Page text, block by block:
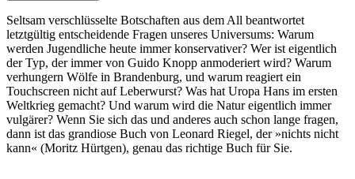
Seltsam verschlüsselte Botschaften aus dem All beantwortet
letztgültig entscheidende Fragen unseres Universums: Warum
werden Jugendliche heute immer konservativer? Wer ist eigentlich
der Typ, der immer von Guido Knopp anmoderiert wird? Warum
verhungern Wölfe in Brandenburg, und warum reagiert ein
Touchscreen nicht auf Leberwurst? Was hat Uropa Hans im ersten
Weltkrieg gemacht? Und warum wird die Natur eigentlich immer
vulgärer? Wenn Sie sich das und anderes auch schon lange fragen,
dann ist das grandiose Buch von Leonard Riegel, der »nichts nicht
kann« (Moritz Hürtgen), genau das richtige Buch für Sie.